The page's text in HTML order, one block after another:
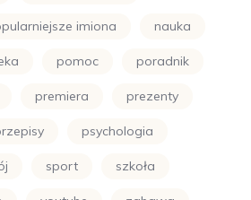
imiona nauka
pomoc poradnik
premiera prezenty
psychologia
sport szkoła